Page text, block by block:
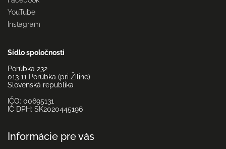
YouTube
Instagram
Sídlo spoločnosti
Porúbka 232
013 11 Porúbka (pri Žiline)
Slovenská republika
IČO: 00695131
IČ DPH: SK2020445196
Informácie pre vás